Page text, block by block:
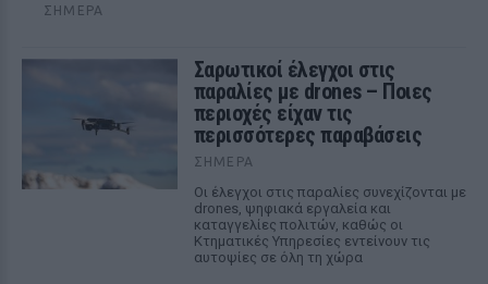
ΣΉΜΕΡΑ
Σαρωτικοί έλεγχοι στις
παραλίες με drones – Ποιες
περιοχές είχαν τις
περισσότερες παραβάσεις
ΣΉΜΕΡΑ
Οι έλεγχοι στις παραλίες συνεχίζονται με
drones, ψηφιακά εργαλεία και
καταγγελίες πολιτών, καθώς οι
Κτηματικές Υπηρεσίες εντείνουν τις
αυτοψίες σε όλη τη χώρα